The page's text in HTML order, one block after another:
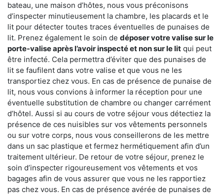
bateau, une maison d’hôtes, nous vous préconisons
d’inspecter minutieusement la chambre, les placards et le
lit pour détecter toutes traces éventuelles de punaises de
lit. Prenez également le soin de déposer votre valise sur le
porte-valise après l’avoir inspecté et non sur le lit qui peut
être infecté. Cela permettra d’éviter que des punaises de
lit se faufilent dans votre valise et que vous ne les
transportiez chez vous. En cas de présence de punaise de
lit, nous vous convions à informer la réception pour une
éventuelle substitution de chambre ou changer carrément
d’hôtel. Aussi si au cours de votre séjour vous détectiez la
présence de ces nuisibles sur vos vêtements personnels
ou sur votre corps, nous vous conseillerons de les mettre
dans un sac plastique et fermez hermétiquement afin d’un
traitement ultérieur. De retour de votre séjour, prenez le
soin d’inspecter rigoureusement vos vêtements et vos
bagages afin de vous assurer que vous ne les rapportiez
pas chez vous. En cas de présence avérée de punaises de